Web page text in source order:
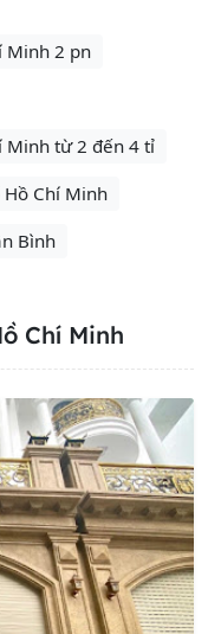
Minh 2 pn
Minh từ 2 đến 4 tỉ
Chí Minh
Bình
Chí Minh